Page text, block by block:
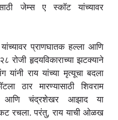
जेम्स ए स्कॉट यांच्यावर
प्राणघातक हल्ला आणि
रोजी हृदयविकाराच्या झटक्याने
राय यांच्या मृत्यूचा बदला
ठार मारण्यासाठी शिवराम
आणि चंद्रशेखर आझाद या
रचला. परंतु, राय याची ओळख